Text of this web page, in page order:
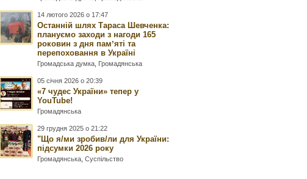
14 лютого 2026 о 17:47
Останній шлях Тараса Шевченка:
плануємо заходи з нагоди 165
роковин з дня памʼяті та
перепоховання в Україні
Громадська думка Громадянська
05 січня 2026 о 20:39
«7 чудес України» тепер у
YouTube!
Громадянська
29 грудня 2025 о 21:22
"Що я/ми зробив/ли для України:
підсумки 2026 року
Громадянська ,Суспільство